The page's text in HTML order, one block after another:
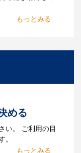
める
い。 ご利用の目